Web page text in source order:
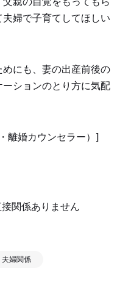
婦で子育てしてほしい
にも、妻の出産前後の
ションのとり方に気配
離婚カウンセラー）]
関係ありません
夫婦関係